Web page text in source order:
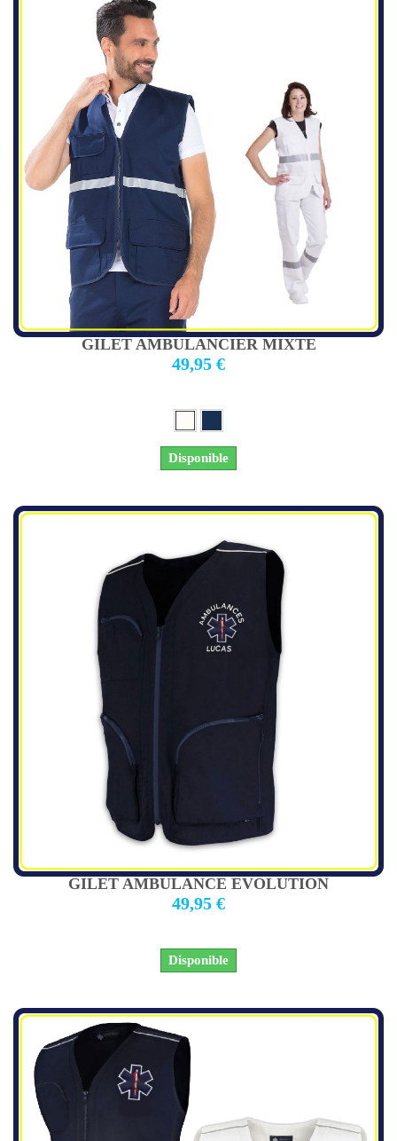
GILET AMBULANCIER MIXTE
49,95 €
Disponible
GILET AMBULANCE EVOLUTION
49,95 €
Disponible